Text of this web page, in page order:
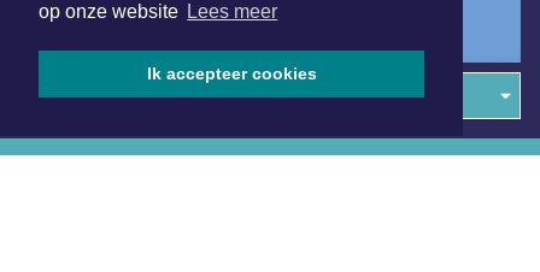
op onze website Lees meer
Ik accepteer cookies
Overige dagbladen in de regio